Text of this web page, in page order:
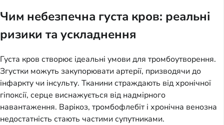
Чим небезпечна густа кров: реальні
ризики та ускладнення
Густа кров створює ідеальні умови для тромбоутворення.
Згустки можуть закупорювати артерії, призводячи до
інфаркту чи інсульту. Тканини страждають від хронічної
гіпоксії, серце виснажується від надмірного
навантаження. Варікоз, тромбофлебіт і хронічна венозна
недостатність стають частими супутниками.